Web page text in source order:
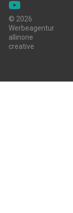
© 2026
Werbeagentur
allinone
creative